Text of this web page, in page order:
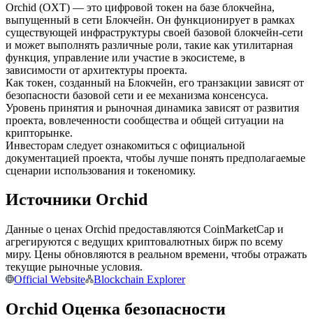
Копирование торговли
Присоединяйтесь к лучшим трейдерам
Наслаждайтесь распределением прибыли и комиссиями
за копи-трейдинг
Orchid (OXT) — это цифровой токен на базе блокчейна,
выпущенный в сети Блокчейн. Он функционирует в рамках
существующей инфраструктуры своей базовой блокчейн-сети
и может выполнять различные роли, такие как утилитарная
функция, управление или участие в экосистеме, в
зависимости от архитектуры проекта.
Как токен, созданный на Блокчейн, его транзакции зависят от
безопасности базовой сети и ее механизма консенсуса.
Уровень принятия и рыночная динамика зависят от развития
проекта, вовлеченности сообщества и общей ситуации на
крипторынке.
Инвесторам следует ознакомиться с официальной
документацией проекта, чтобы лучше понять предполагаемые
сценарии использования и токеномику.
Источники Orchid
Данные о ценах Orchid предоставляются CoinMarketCap и
агрегируются с ведущих криптовалютных бирж по всему
миру. Цены обновляются в реальном времени, чтобы отражать
текущие рыночные условия.
Official Website
Blockchain Explorer
Orchid Оценка безопасности